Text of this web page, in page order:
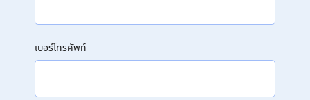
เบอร์โทรศัพท์